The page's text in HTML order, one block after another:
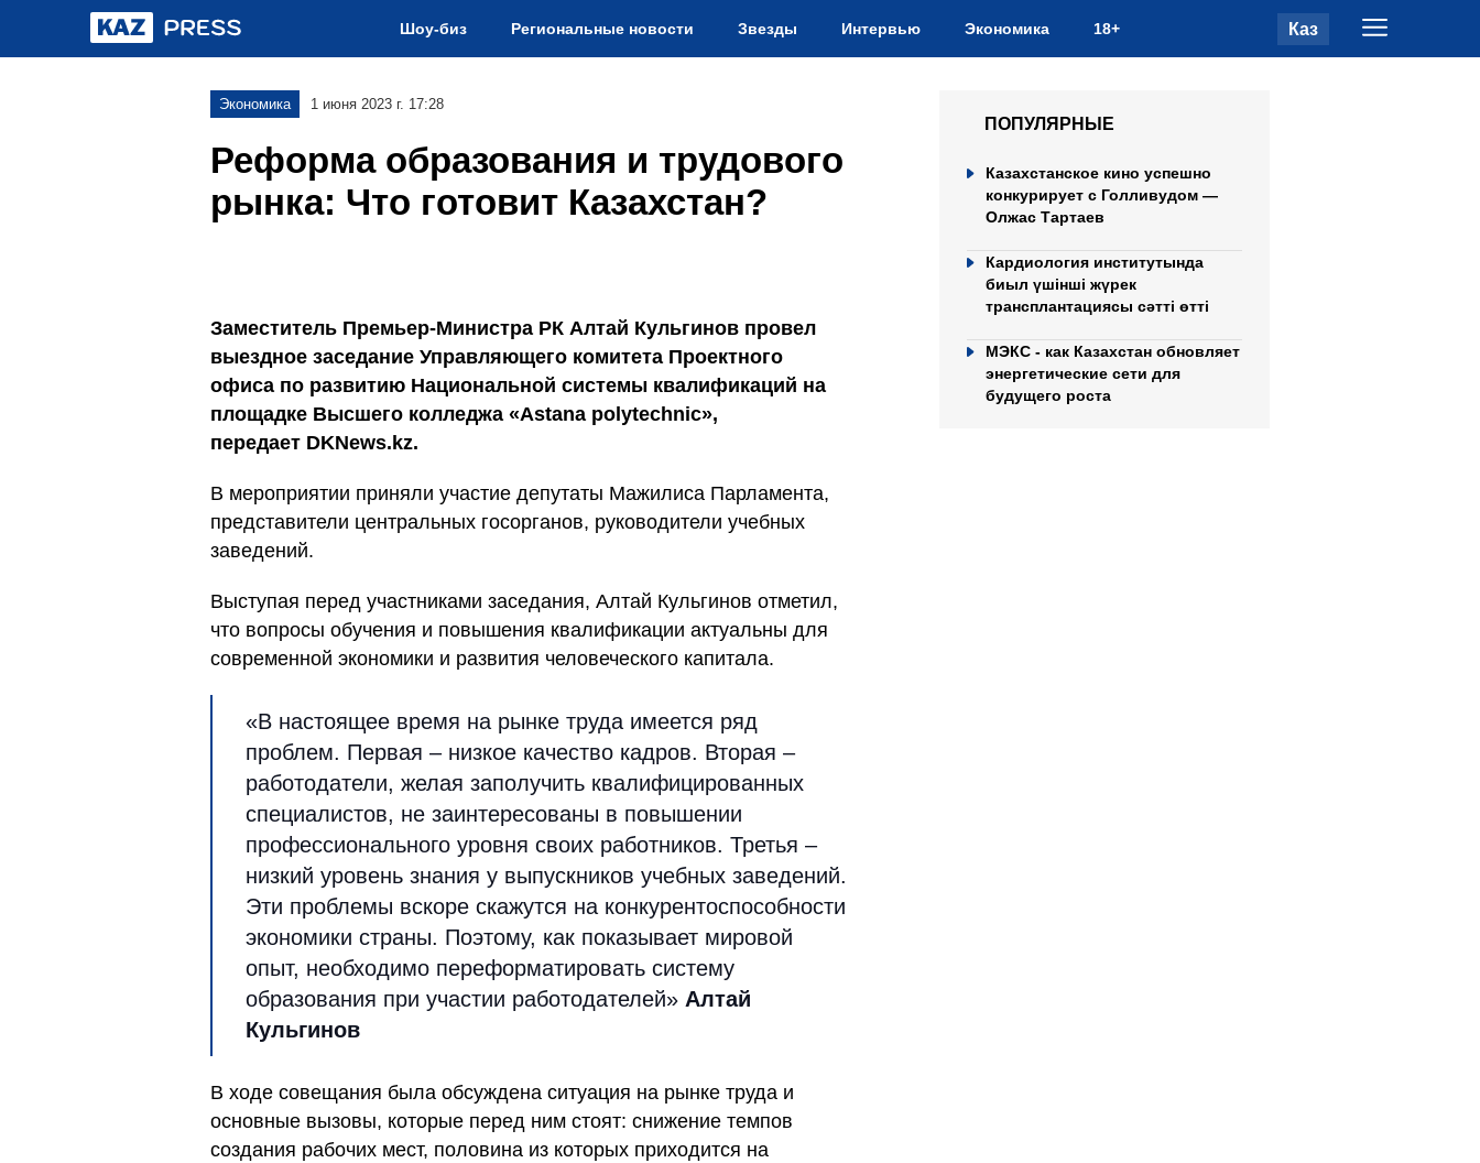
Шоу-биз Региональные новости Звезды Интервью Экономика 18+ Каз
Экономика 1 июня 2023 г. 17:28
Реформа образования и трудового
рынка: Что готовит Казахстан?
Заместитель Премьер-Министра РК Алтай Кульгинов провел
выездное заседание Управляющего комитета Проектного
офиса по развитию Национальной системы квалификаций на
площадке Высшего колледжа «Astana polytechnic»,
передает DKNews.kz.
В мероприятии приняли участие депутаты Мажилиса Парламента,
представители центральных госорганов, руководители учебных
заведений.
Выступая перед участниками заседания, Алтай Кульгинов отметил,
что вопросы обучения и повышения квалификации актуальны для
современной экономики и развития человеческого капитала.
«В настоящее время на рынке труда имеется ряд
проблем. Первая – низкое качество кадров. Вторая –
работодатели, желая заполучить квалифицированных
специалистов, не заинтересованы в повышении
профессионального уровня своих работников. Третья –
низкий уровень знания у выпускников учебных заведений.
Эти проблемы вскоре скажутся на конкурентоспособности
экономики страны. Поэтому, как показывает мировой
опыт, необходимо переформатировать систему
образования при участии работодателей» Алтай
Кульгинов
В ходе совещания была обсуждена ситуация на рынке труда и
основные вызовы, которые перед ним стоят: снижение темпов
создания рабочих мест, половина из которых приходится на
ПОПУЛЯРНЫЕ
Казахстанское кино успешно
конкурирует с Голливудом —
Олжас Тартаев
Кардиология институтында
биыл үшінші жүрек
трансплантациясы сәтті өтті
МЭКС - как Казахстан обновляет
энергетические сети для
будущего роста